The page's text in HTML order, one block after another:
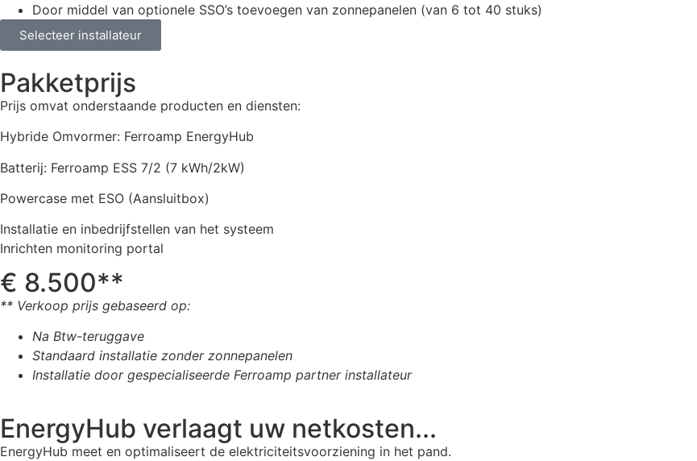
Door middel van optionele SSO’s toevoegen van zonnepanelen (van 6 tot 40 stuks)
Selecteer installateur
Pakketprijs
Prijs omvat onderstaande producten en diensten:
Hybride Omvormer: Ferroamp EnergyHub
Batterij: Ferroamp ESS 7/2 (7 kWh/2kW)
Powercase met ESO (Aansluitbox)
Installatie en inbedrijfstellen van het systeem
Inrichten monitoring portal
€ 8.500**
** Verkoop prijs gebaseerd op:
Na Btw-teruggave
Standaard installatie zonder zonnepanelen
Installatie door gespecialiseerde Ferroamp partner installateur
EnergyHub verlaagt uw netkosten...
EnergyHub meet en optimaliseert de elektriciteitsvoorziening in het pand.